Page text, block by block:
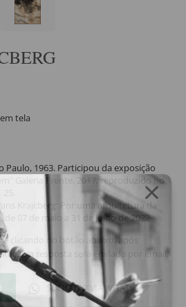
tela
Paulo, 1963. Participou da exposição
Galeria Frente, 2017, reproduzido no
Krajcberg: Por uma arquitetura da
de 07 de maio a 31 de julho de 2022
clicando no botão abaixo, após
a resposta será enviada por email.
SOLICITAR VIA WHATSAPP